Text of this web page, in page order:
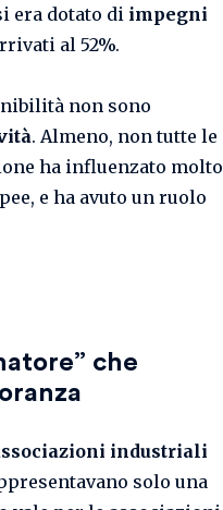
era dotato di impegni
al 52%.
non sono
. Almeno, non tutte le
ha influenzato molto
e ha avuto un ruolo
” che
industriali
solo una